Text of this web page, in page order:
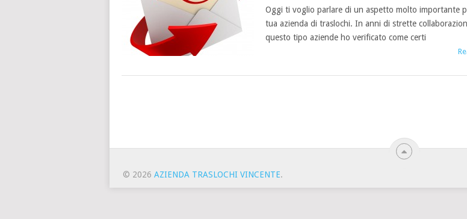
Oggi ti voglio parlare di un aspetto molto importante
tua azienda di traslochi. In anni di strette
questo tipo aziende ho verificato come certi
© 2026 AZIENDA TRASLOCHI VINCENTE.